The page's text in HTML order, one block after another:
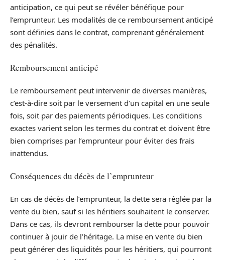
anticipation, ce qui peut se révéler bénéfique pour
l’emprunteur. Les modalités de ce remboursement anticipé
sont définies dans le contrat, comprenant généralement
des pénalités.
Remboursement anticipé
Le remboursement peut intervenir de diverses manières,
c’est-à-dire soit par le versement d’un capital en une seule
fois, soit par des paiements périodiques. Les conditions
exactes varient selon les termes du contrat et doivent être
bien comprises par l’emprunteur pour éviter des frais
inattendus.
Conséquences du décès de l’emprunteur
En cas de décès de l’emprunteur, la dette sera réglée par la
vente du bien, sauf si les héritiers souhaitent le conserver.
Dans ce cas, ils devront rembourser la dette pour pouvoir
continuer à jouir de l’héritage. La mise en vente du bien
peut générer des liquidités pour les héritiers, qui pourront